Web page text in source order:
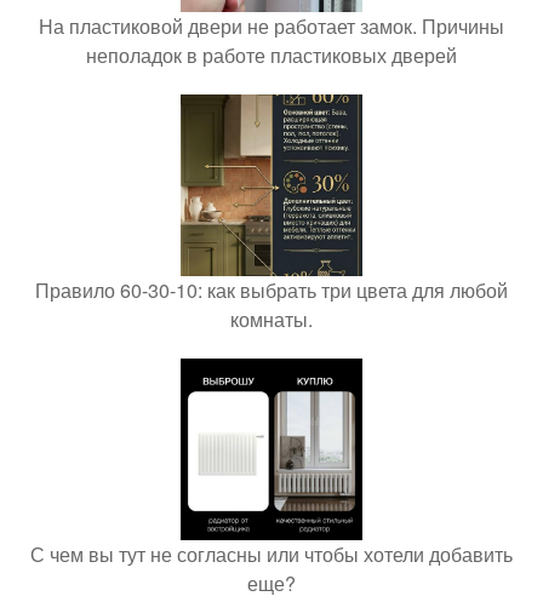
На пластиковой двери не работает замок. Причины
неполадок в работе пластиковых дверей
Правило 60-30-10: как выбрать три цвета для любой
комнаты.
С чем вы тут не согласны или чтобы хотели добавить
еще?